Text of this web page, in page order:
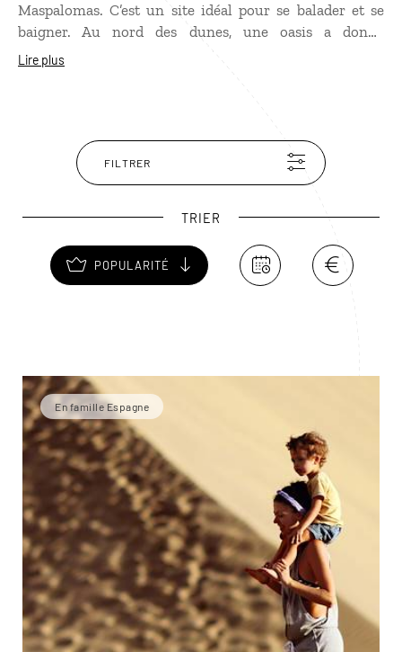
Maspalomas. C’est un site idéal pour se balader et se
baigner. Au nord des dunes, une oasis a donné
naissance à un golf tandis que la plage, plutôt plus chic
Lire plus
FILTRER
TRIER
POPULARITÉ
En famille Espagne